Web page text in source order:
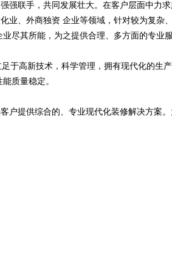
强联手，共同发展壮大。在客户层面中力
业、外商独资 企业等领域，针对较为复杂
尽其所能，为之提供合理、多方面的专业服
于高新技术，科学管理，拥有现代化的生
质量稳定。
户提供综合的、专业现代化装修解决方案